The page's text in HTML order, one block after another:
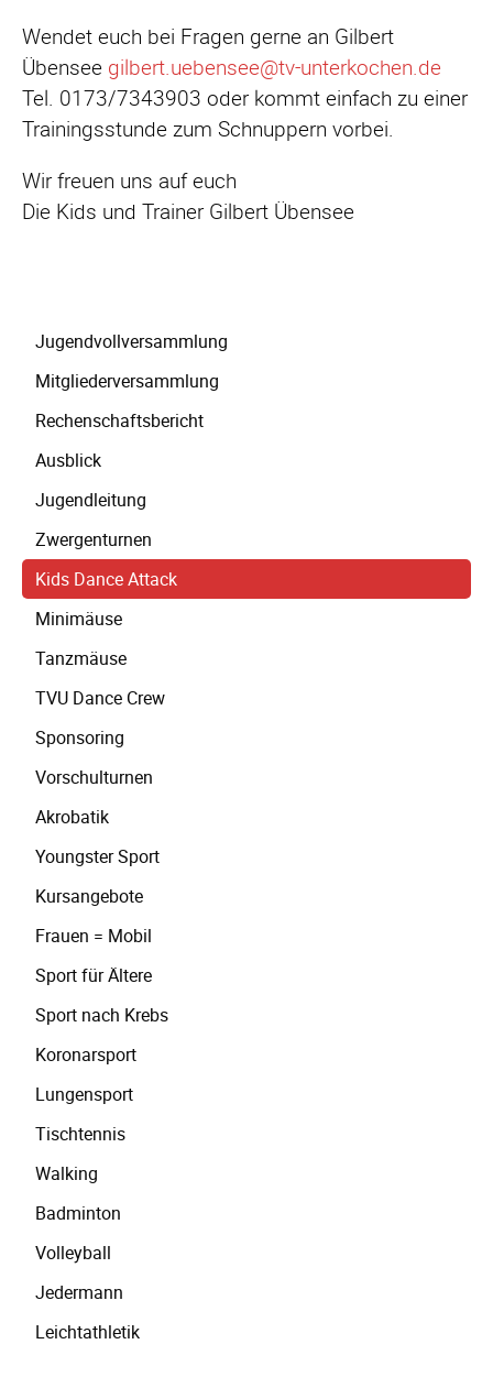
Wendet euch bei Fragen gerne an Gilbert
Übensee gilbert.uebensee@tv-unterkochen.de
Tel. 0173/7343903 oder kommt einfach zu einer
Trainingsstunde zum Schnuppern vorbei.
Wir freuen uns auf euch
Die Kids und Trainer Gilbert Übensee
überspringen
Jugendvollversammlung
Mitgliederversammlung
Rechenschaftsbericht
Ausblick
Jugendleitung
Zwergenturnen
Kids Dance Attack
Minimäuse
Tanzmäuse
TVU Dance Crew
Sponsoring
Vorschulturnen
Akrobatik
Youngster Sport
Kursangebote
Frauen = Mobil
Sport für Ältere
Sport nach Krebs
Koronarsport
Lungensport
Tischtennis
Walking
Badminton
Volleyball
Jedermann
Leichtathletik